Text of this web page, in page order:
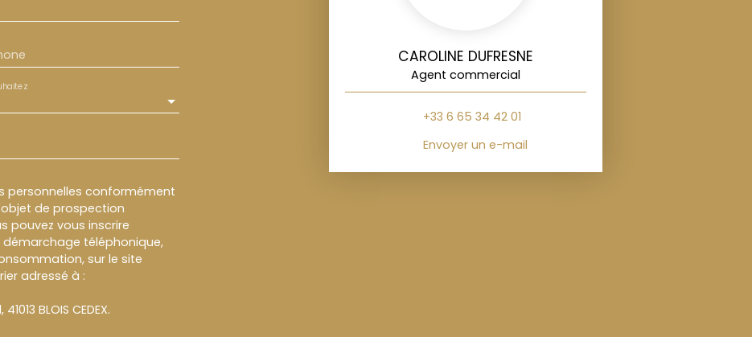
personnelles conformément
de prospection
pouvez vous inscrire
téléphonique,
sur le site
adressé à :
BLOIS CEDEX.
CAROLINE DUFRESNE
Agent commercial
+33 6 65 34 42 01
Envoyer un e-mail